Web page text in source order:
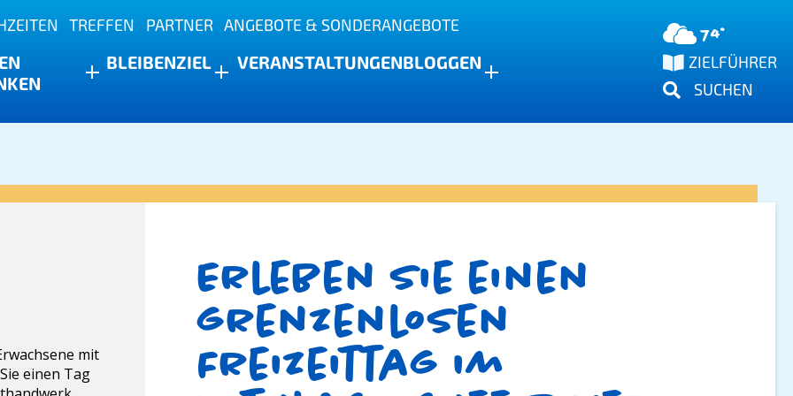
TREFFEN PARTNER ANGEBOTE & SONDERANGEBOTE
BLEIBENZIEL VERANSTALTUNGENBLOGGEN
74°
ZIELFÜHRER
SUCHEN
mit
einen Tag
Erleben Sie einen
grenzenlosen
Freizeittag im